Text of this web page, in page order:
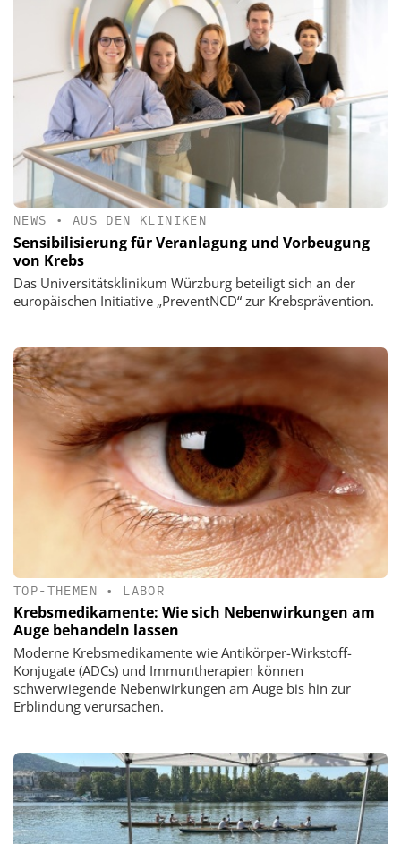
NEWS • AUS DEN KLINIKEN
Sensibilisierung für Veranlagung und Vorbeugung
von Krebs
Das Universitätsklinikum Würzburg beteiligt sich an der
europäischen Initiative „PreventNCD“ zur Krebsprävention.
TOP-THEMEN • LABOR
Krebsmedikamente: Wie sich Nebenwirkungen am
Auge behandeln lassen
Moderne Krebsmedikamente wie Antikörper-Wirkstoff-
Konjugate (ADCs) und Immuntherapien können
schwerwiegende Nebenwirkungen am Auge bis hin zur
Erblindung verursachen.